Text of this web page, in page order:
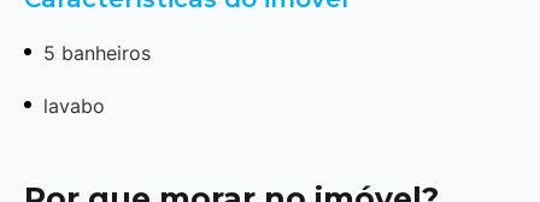
5 banheiros
lavabo